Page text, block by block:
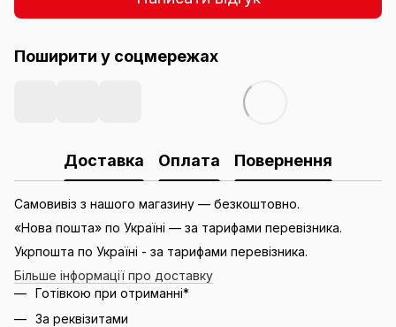
Поширити у соцмережах
Доставка Оплата Повернення
Самовивіз з нашого магазину — безкоштовно.
«Нова пошта» по Україні — за тарифами перевізника.
Укрпошта по Україні - за тарифами перевізника.
Більше інформації про доставку
Готівкою при отриманні*
За реквізитами